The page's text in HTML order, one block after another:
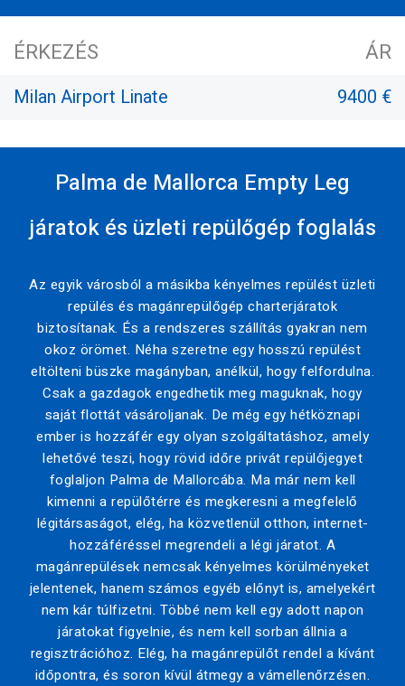
ÉRKEZÉS ÁR
Milan Airport Linate 9400 €
Palma de Mallorca Empty Leg
járatok és üzleti repülőgép foglalás
Az egyik városból a másikba kényelmes repülést üzleti
repülés és magánrepülőgép charterjáratok
biztosítanak. És a rendszeres szállítás gyakran nem
okoz örömet. Néha szeretne egy hosszú repülést
eltölteni büszke magányban, anélkül, hogy felfordulna.
Csak a gazdagok engedhetik meg maguknak, hogy
saját flottát vásároljanak. De még egy hétköznapi
ember is hozzáfér egy olyan szolgáltatáshoz, amely
lehetővé teszi, hogy rövid időre privát repülőjegyet
foglaljon Palma de Mallorcába. Ma már nem kell
kimenni a repülőtérre és megkeresni a megfelelő
légitársaságot, elég, ha közvetlenül otthon, internet-
hozzáféréssel megrendeli a légi járatot. A
magánrepülések nemcsak kényelmes körülményeket
jelentenek, hanem számos egyéb előnyt is, amelyekért
nem kár túlfizetni. Többé nem kell egy adott napon
járatokat figyelnie, és nem kell sorban állnia a
regisztrációhoz. Elég, ha magánrepülőt rendel a kívánt
időpontra, és soron kívül átmegy a vámellenőrzésen.